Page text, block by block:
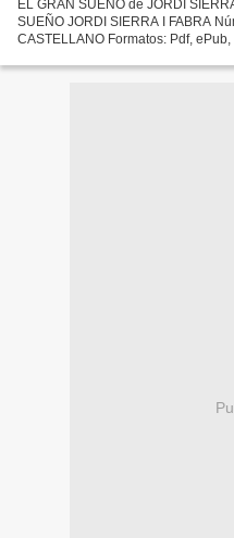
EL GRAN SUEÑO de JORDI
SUEÑO JORDI SIERRA I FABRA
CASTELLANO Formatos: Pdf,
gratis...